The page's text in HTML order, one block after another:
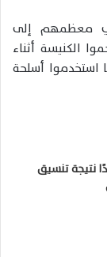
معظمهم إلى
الكنيسة أثناء
استخدموا أسلحة
نتيجة تنسيق